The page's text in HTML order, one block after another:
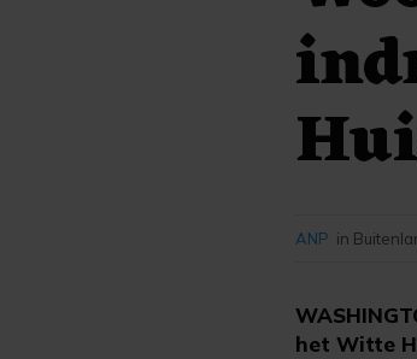
het Witte
ANP in